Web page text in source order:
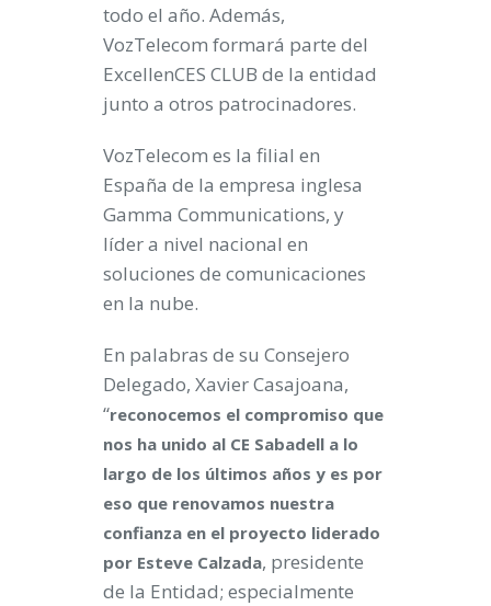
todo el año. Además,
VozTelecom formará parte del
ExcellenCES CLUB de la entidad
junto a otros patrocinadores.
VozTelecom es la filial en
España de la empresa inglesa
Gamma Communications, y
líder a nivel nacional en
soluciones de comunicaciones
en la nube.
En palabras de su Consejero
Delegado, Xavier Casajoana,
“reconocemos el compromiso que
nos ha unido al CE Sabadell a lo
largo de los últimos años y es por
eso que renovamos nuestra
confianza en el proyecto liderado
por Esteve Calzada, presidente
de la Entidad; especialmente